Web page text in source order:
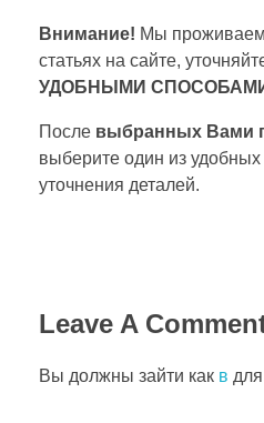
Внимание! Мы
статьях на сайте,
УДОБНЫМИ
После выбранных Вами
выберите один из
уточнения деталей.
Leave A
Вы должны зайти как в